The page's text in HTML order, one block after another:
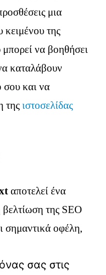
μια
κειμένου της
να βοηθήσει
καταλάβουν
σου και να
τηςιστοσελίδας
αποτελεί ένα
βελτίωση της SEO
σημαντικά οφέλη,
σας στις